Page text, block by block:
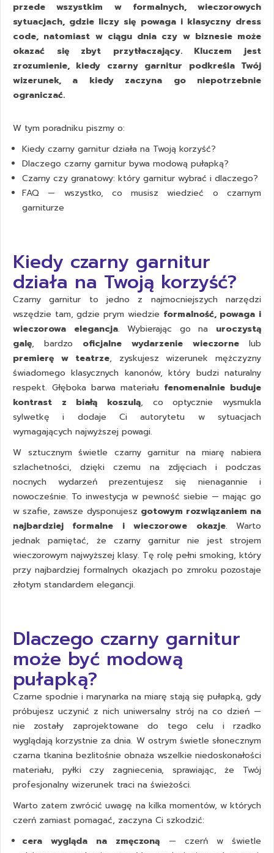
przede wszystkim w formalnych, wieczorowych
sytuacjach, gdzie liczy się powaga i klasyczny dress
code, natomiast w ciągu dnia czy w biznesie może
okazać się zbyt przytłaczający. Kluczem jest
zrozumienie, kiedy czarny garnitur podkreśla Twój
wizerunek, a kiedy zaczyna go niepotrzebnie
ograniczać.
W tym poradniku piszmy o:
Kiedy czarny garnitur działa na Twoją korzyść?
Dlaczego czarny garnitur bywa modową pułapką?
Czarny czy granatowy: który garnitur wybrać i dlaczego?
FAQ — wszystko, co musisz wiedzieć o czarnym
garniturze
Kiedy czarny garnitur
działa na Twoją korzyść?
Czarny garnitur to jedno z najmocniejszych narzędzi
wszędzie tam, gdzie prym wiedzie formalność, powaga i
wieczorowa elegancja. Wybierając go na uroczystą
galę, bardzo oficjalne wydarzenie wieczorne lub
premierę w teatrze, zyskujesz wizerunek mężczyzny
świadomego klasycznych kanonów, który budzi naturalny
respekt. Głęboka barwa materiału fenomenalnie buduje
kontrast z białą koszulą, co optycznie wysmukla
sylwetkę i dodaje Ci autorytetu w sytuacjach
wymagających najwyższej powagi.
W sztucznym świetle czarnygarnitur na miarę nabiera
szlachetności, dzięki czemu na zdjęciach i podczas
nocnych wydarzeń prezentujesz się nienagannie i
nowocześnie. To inwestycja w pewność siebie — mając go
w szafie, zawsze dysponujesz gotowym rozwiązaniem na
najbardziej formalne i wieczorowe okazje. Warto
jednak pamiętać, że czarny garnitur nie jest strojem
wieczorowym najwyższej klasy. Tę rolę pełni smoking, który
przy najbardziej formalnych okazjach po zmroku pozostaje
złotym standardem elegancji.
Dlaczego czarny garnitur
może być modową
pułapką?
Czarne spodnie i marynarka na miarę stają się pułapką, gdy
próbujesz uczynić z nich uniwersalny strój na co dzień —
nie zostały zaprojektowane do tego celu i rzadko
wyglądają korzystnie za dnia. W ostrym świetle słonecznym
czarna tkanina bezlitośnie obnaża wszelkie niedoskonałości
materiału, pyłki czy zagniecenia, sprawiając, że Twój
profesjonalny wizerunek traci na świeżości.
Warto zatem zwrócić uwagę na kilka momentów, w których
czerń zamiast pomagać, zaczyna Ci szkodzić:
cera wygląda na zmęczoną — czerń w świetle